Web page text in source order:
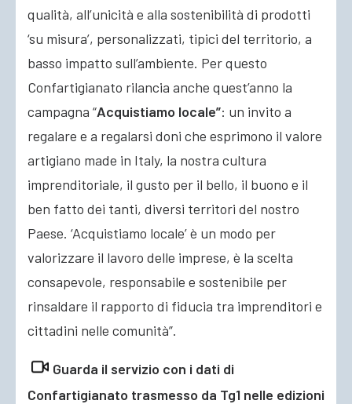
qualità, all’unicità e alla sostenibilità di prodotti
‘su misura’, personalizzati, tipici del territorio, a
basso impatto sull’ambiente. Per questo
Confartigianato rilancia anche quest’anno la
campagna “Acquistiamo locale”: un invito a
regalare e a regalarsi doni che esprimono il valore
artigiano made in Italy, la nostra cultura
imprenditoriale, il gusto per il bello, il buono e il
ben fatto dei tanti, diversi territori del nostro
Paese. ‘Acquistiamo locale’ è un modo per
valorizzare il lavoro delle imprese, è la scelta
consapevole, responsabile e sostenibile per
rinsaldare il rapporto di fiducia tra imprenditori e
cittadini nelle comunità”.
Guarda il servizio con i dati di
Confartigianato trasmesso da Tg1 nelle edizioni